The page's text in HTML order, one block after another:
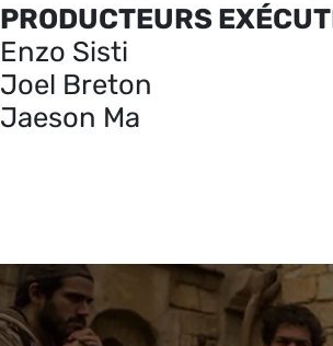
PRODUCTEURS
Enzo Sisti
Joel Breton
Jaeson Ma